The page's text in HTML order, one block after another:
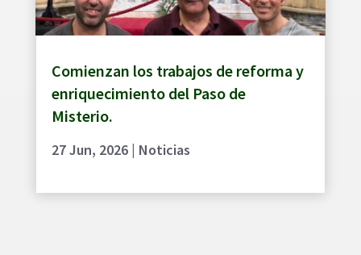
Comienzan los trabajos de reforma y
enriquecimiento del Paso de
Misterio.
27 Jun, 2026| Noticias